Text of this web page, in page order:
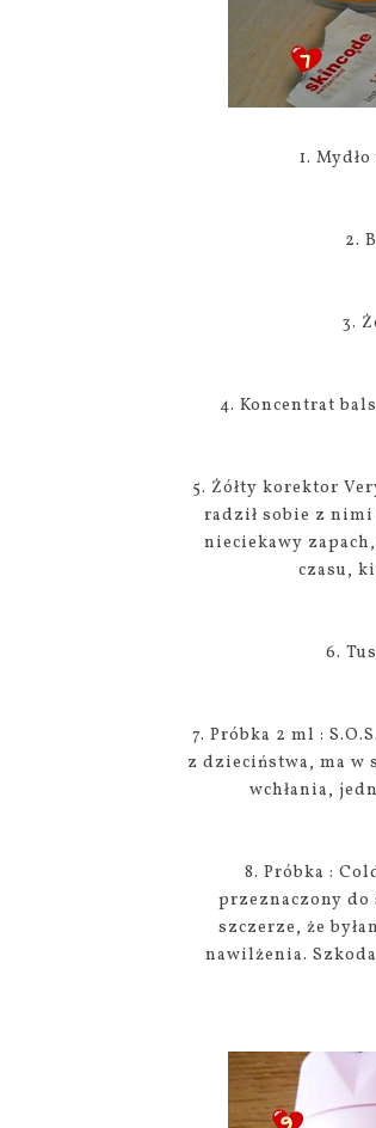
1.
2.
3.
4. Koncentrat
5. Żółty korektor
radził sobie z nimi
nieciekawy
czasu,
6.
7. Próbka 2 ml :
z dzieciństwa, ma
wchłania,
8. Próbka :
przeznaczony
szczerze, że
nawilżenia.